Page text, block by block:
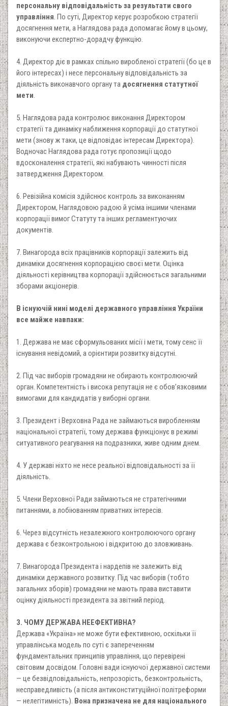
персональну відповідальність за результати свого
управління. По суті, Директор керує розробкою стратегії
досягнення мети, а Наглядова рада допомагає йому в цьому,
виконуючи експертно-дорадчу функцію.
4. Директор діє в рамках спільно виробленої стратегії (бо це в
його інтересах) і несе персональну відповідальність за
діяльність виконавчого органу та досягнення статутної
мети.
5. Наглядова рада контролює виконання Директором
стратегії та динаміку наближення корпорації до статутної
мети (знову ж таки, це відповідає інтересам Директора).
Водночас Наглядова рада готує пропозиції щодо
вдосконалення стратегії, які набувають чинності після
затвердження Директором.
6. Ревізійна комісія здійснює контроль за виконанням
Директором, Наглядовою радою й усіма іншими членами
корпорації вимог Статуту та інших регламентуючих
документів.
7. Винагорода всіх працівників корпорації залежить від
динаміки досягнення корпорацією своєї мети. Оцінка
діяльності керівництва корпорації здійснюється загальними
зборами акціонерів.
В існуючій нині моделі державного управління України
все майже навпаки:
1. Держава не має сформульованих місії і мети, тому сенс її
існування невідомий, а орієнтири розвитку відсутні.
2. Під час виборів громадяни не обирають контролюючий
орган. Компетентність і висока репутація не є обов’язковими
вимогами для кандидатів у виборні органи.
3. Президент і Верховна Рада не займаються виробленням
національної стратегії, тому держава функціонує в режимі
ситуативного реагування на подразники, живе одним днем.
4. У державі ніхто не несе реальної відповідальності за її
діяльність.
5. Члени Верховної Ради займаються не стратегічними
питаннями, а лобіюванням приватних інтересів.
6. Через відсутність незалежного контролюючого органу
держава є безконтрольною і відкритою до зловживань.
7. Винагорода Президента і нардепів не залежить від
динаміки державного розвитку. Під час виборів (тобто
загальних зборів) громадяни не мають права виставити
оцінку діяльності президента за звітний період.
3. ЧОМУ ДЕРЖАВА НЕЕФЕКТИВНА?
Держава «Україна» не може бути ефективною, оскільки її
управлінська модель по суті є запереченням
фундаментальних принципів управління, що перевірені
світовим досвідом. Головні вади існуючої державної системи
— це безвідповідальність, непрозорість, безконтрольність,
несправедливість (а після антиконституційної політреформи
— нелегітимність). Вона призначена не для національного